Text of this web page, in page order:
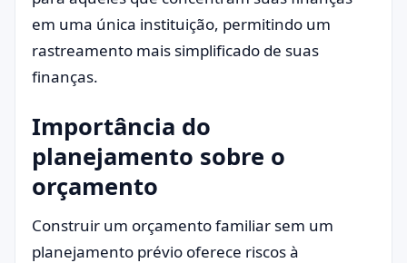
em uma única instituição, permitindo um
rastreamento mais simplificado de suas
finanças.
Importância do
planejamento sobre o
orçamento
Construir um orçamento familiar sem um
planejamento prévio oferece riscos à